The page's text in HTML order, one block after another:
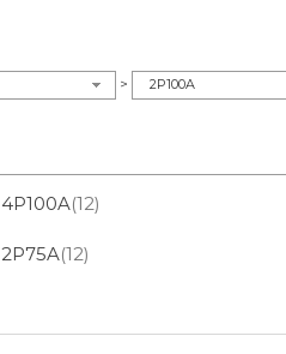
> 2P100A
4P100A(12)
2P75A(12)